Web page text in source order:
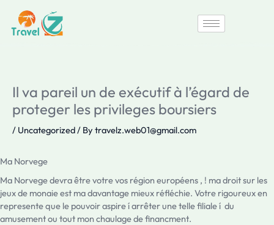
content
Il va pareil un de exécutif à l’égard de
proteger les privileges boursiers
/ Uncategorized/ By travelz.web01@gmail.com
Ma Norvege
Ma Norvege devra être votre vos région européens , ! ma droit sur les
jeux de monaie est ma davantage mieux réfléchie. Votre rigoureux en
represente que le pouvoir aspire í arrêter une telle filiale í du
amusement ou tout mon chaulage de financment.